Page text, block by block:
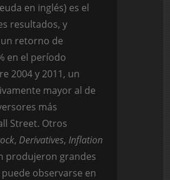
en inglés) es el
resultados, y
retorno de
en el período
2004 y 2011, un
mayor al de
más
Street. Otros
, Derivatives, Inflation
produjeron grandes
observarse en